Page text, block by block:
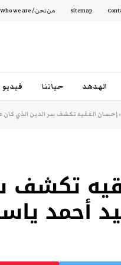
Sitemap من نحن / Who we are
الهدهد حياتنا فيديو
»إحسان الفقيه تكشف سر الدين الذي كان
تكشف
أحمد